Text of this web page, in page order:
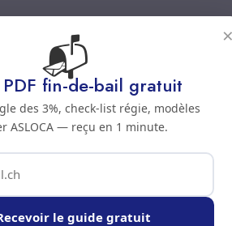
Abonnements Eschert
nettoyage a Eschert
20% avec un abonnement
📬
fin-de-bail gratuit
des 3%, check-list régie, modèles
ASLOCA — reçu en 1 minute.
le guide gratuit